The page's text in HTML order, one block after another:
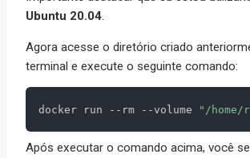
Ubuntu 20.04.
Agora acesse o diretório criado
terminal e execute o seguinte comando:
docker run --rm --volume "/
Após executar o comando acima, você